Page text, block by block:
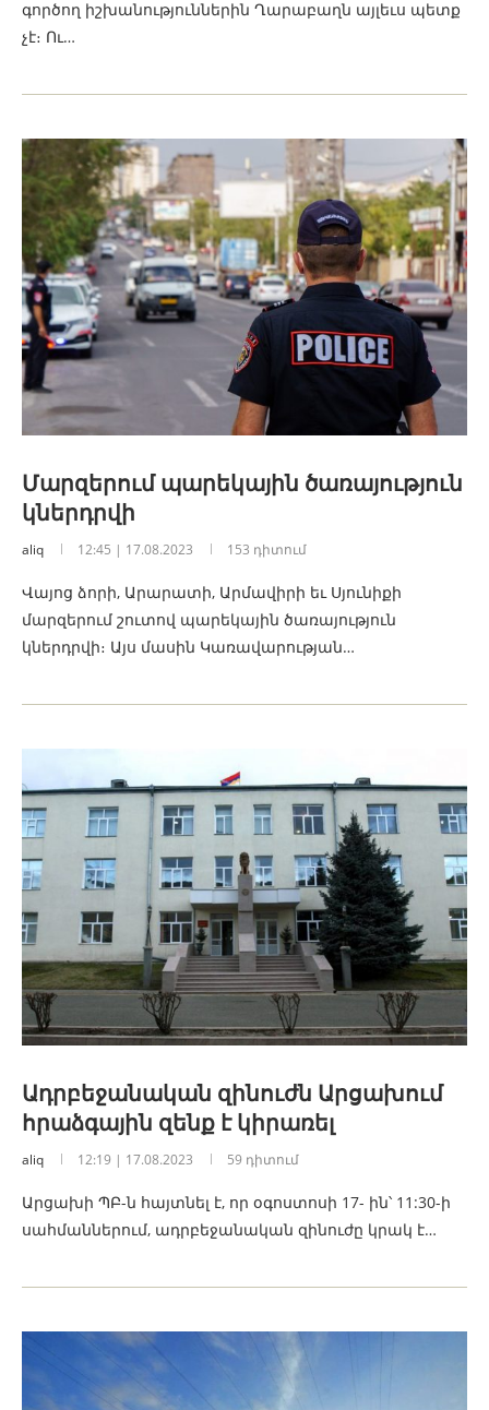
գործող իշխանություններին Ղարաբաղն այլեւս պետք
չէ։ Ու…
Մարզերում պարեկային ծառայություն
կներդրվի
aliq 12:45 | 17.08.2023 153 դիտում
Վայոց ձորի, Արարատի, Արմավիրի եւ Սյունիքի
մարզերում շուտով պարեկային ծառայություն
կներդրվի։ Այս մասին Կառավարության…
Ադրբեջանական զինուժն Արցախում
հրաձգային զենք է կիրառել
aliq 12:19 | 17.08.2023 59 դիտում
Արցախի ՊԲ-ն հայտնել է, որ օգոստոսի 17- ին՝ 11:30-ի
սահմաններում, ադրբեջանական զինուժը կրակ է…